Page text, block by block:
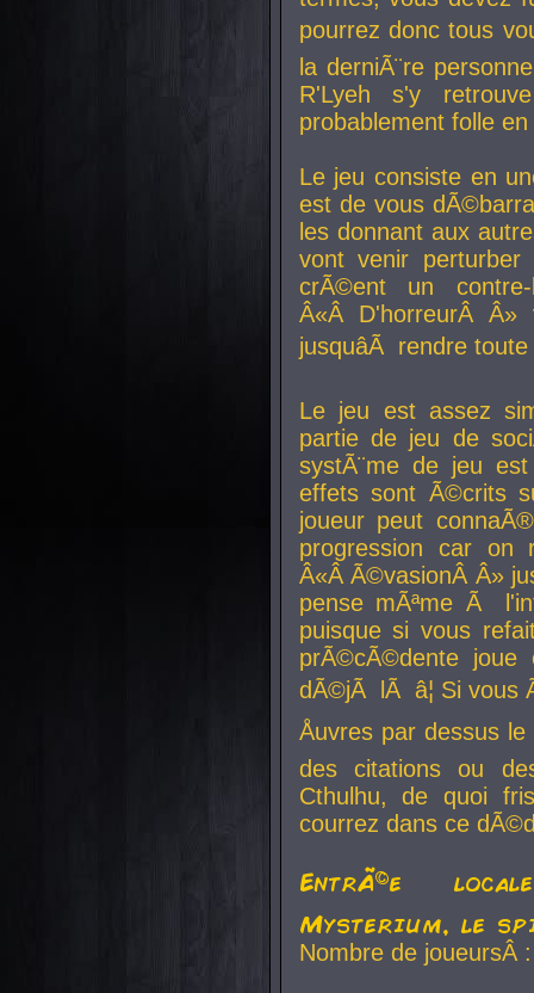
pourrez donc tous
la derniÃ¨re
R'Lyeh s'y
probablement folle
Le jeu consiste en
est de vous
les donnant aux
vont venir perturber
crÃ©ent un
Â«Â D'horreurÂ
jusquâÃ rendre
Le jeu est assez
partie de jeu de
systÃ¨me de jeu
effets sont Ã©crits
joueur peut
progression car
Â«Â Ã©vasionÂ Â»
pense mÃªme Ã
puisque si vous
prÃ©cÃ©dente
dÃ©jÃ lÃ â¦ Si vous
Åuvres par dessus
des citations ou
Cthulhu, de quoi
courrez dans ce
EntrÃ©e
Mysterium, le
Nombre de